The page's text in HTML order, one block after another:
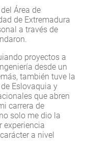
Área de
de Extremadura
a través de
proyectos a
desde un
también tuve la
Eslovaquia y
que abren
carrera de
solo me dio la
experiencia
a nivel